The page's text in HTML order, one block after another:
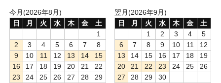
今月(2026年8月)
日
月 火 水 木 金
土
1
2
3 4 5 6 7
8
9
10 11 12 13 14
15
16
17 18 19 20 21
22
23
24 25 26 27 28
29
翌月(2026年9月)
日
月 火 水 木 金
土
1
2 3 4
5
6
7 8 9 10 11
12
13
14 15 16 17 18
19
20
21 22 23 24 25
26
27
28 29
30